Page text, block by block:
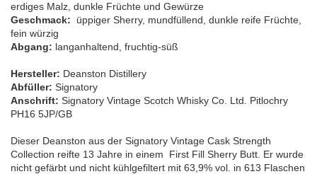
erdiges Malz, dunkle Früchte und Gewürze
Geschmack: üppiger Sherry, mundfüllend, dunkle reife Früchte,
fein würzig
Abgang: langanhaltend, fruchtig-süß
Hersteller: Deanston Distillery
Abfüller: Signatory
Anschrift: Signatory Vintage Scotch Whisky Co. Ltd. Pitlochry
PH16 5JP/GB
Dieser Deanston aus der Signatory Vintage Cask Strength
Collection reifte 13 Jahre in einem First Fill Sherry Butt. Er wurde
nicht gefärbt und nicht kühlgefiltert mit 63,9% vol. in 613 Flaschen